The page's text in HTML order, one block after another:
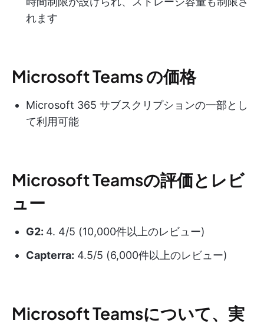
れます
Microsoft Teams の価格
Microsoft 365 サブスクリプションの一部とし
て利用可能
Microsoft Teamsの評価とレビ
ュー
G2: 4. 4/5 (10,000件以上のレビュー)
Capterra: 4.5/5 (6,000件以上のレビュー)
Microsoft Teamsについて、実